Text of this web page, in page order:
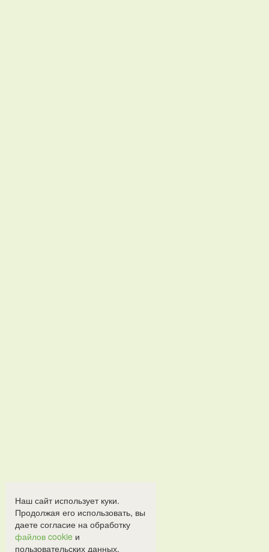
Наш сайт использует куки.
Продолжая его использовать, вы
даете согласие на обработку
файлов cookie и
пользовательских данных.